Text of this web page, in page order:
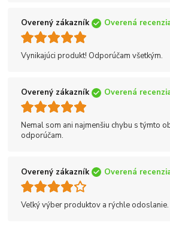
Overený zákazník Overená
Vynikajúci produkt! Odporúčam všetkým.
Overený zákazník Overená
Nemal som ani najmenšiu chybu s týmto
odporúčam.
Overený zákazník Overená
Veľký výber produktov a rýchle odoslanie.